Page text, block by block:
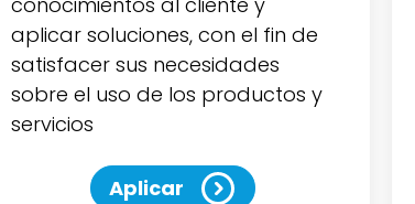
Facilitar la transmisión de
conocimientos al cliente y
aplicar soluciones, con el fin de
satisfacer sus necesidades
sobre el uso de los productos y
servicios de Advan